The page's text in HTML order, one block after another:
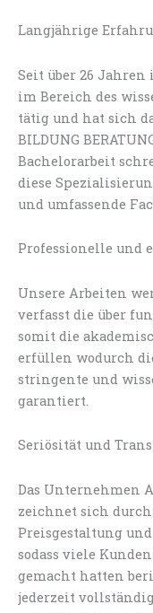
Langjährige
Seit über 26
im Bereich des
tätig und hat sich
BILDUNG
Bachelorarbeit
diese
und umfassende
Professionelle und
Unsere Arbeiten
verfasst die über
somit die
erfüllen wodurch
stringente und
garantiert.
Seriösität und
Das Unternehmen
zeichnet sich
Preisgestaltung
sodass viele
gemacht hatten
jederzeit